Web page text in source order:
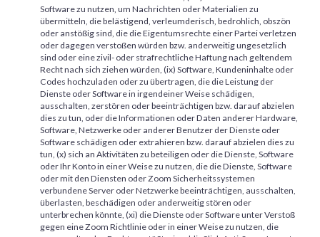
Software zu nutzen, um Nachrichten oder Materialien zu
übermitteln, die belästigend, verleumderisch, bedrohlich, obszön
oder anstößig sind, die die Eigentumsrechte einer Partei verletzen
oder dagegen verstoßen würden bzw. anderweitig ungesetzlich
sind oder eine zivil- oder strafrechtliche Haftung nach geltendem
Recht nach sich ziehen würden, (ix) Software, Kundeninhalte oder
Codes hochzuladen oder zu übertragen, die die Leistung der
Dienste oder Software in irgendeiner Weise schädigen,
ausschalten, zerstören oder beeinträchtigen bzw. darauf abzielen
dies zu tun, oder die Informationen oder Daten anderer Hardware,
Software, Netzwerke oder anderer Benutzer der Dienste oder
Software schädigen oder extrahieren bzw. darauf abzielen dies zu
tun, (x) sich an Aktivitäten zu beteiligen oder die Dienste, Software
oder Ihr Konto in einer Weise zu nutzen, die die Dienste, Software
oder mit den Diensten oder Zoom Sicherheitssystemen
verbundene Server oder Netzwerke beeinträchtigen, ausschalten,
überlasten, beschädigen oder anderweitig stören oder
unterbrechen könnte, (xi) die Dienste oder Software unter Verstoß
gegen eine Zoom Richtlinie oder in einer Weise zu nutzen, die